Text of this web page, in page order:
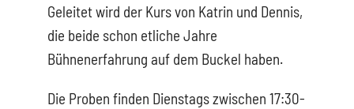
Geleitet wird der Kurs von Katrin und Dennis,
die beide schon etliche Jahre
Bühnenerfahrung auf dem Buckel haben.
Die Proben finden Dienstags zwischen 17:30-